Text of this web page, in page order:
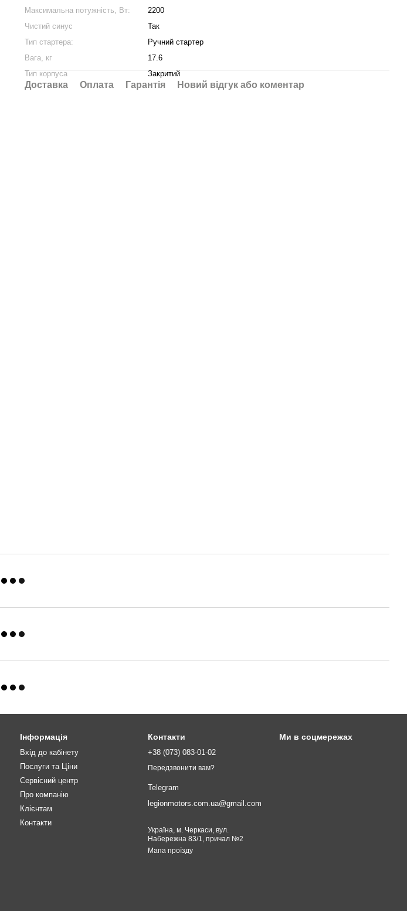
Максимальна потужність, Вт:
2200
Чистий синус
Так
Тип стартера:
Ручний стартер
Вага, кг
17.6
Тип корпуса
Закритий
Доставка Оплата Гарантія Новий відгук або коментар
Інформація
Вхід до кабінету
Послуги та Ціни
Сервісний центр
Про компанію
Клієнтам
Контакти
Контакти
+38 (073) 083-01-02
Передзвонити вам?
Telegram
legionmotors.com.ua@gmail.com
Україна, м. Черкаси, вул.
Набережна 83/1, причал №2
Мапа проїзду
Ми в соцмережах